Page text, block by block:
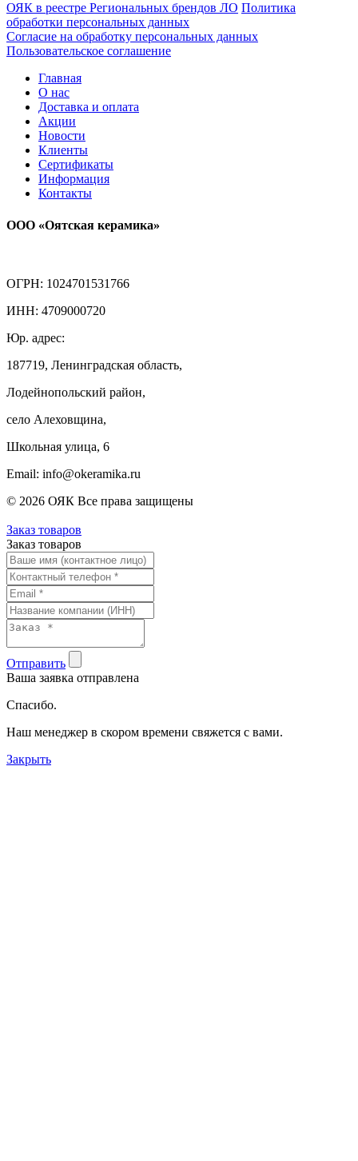
ОЯК в реестре Региональных брендов ЛО Политика
обработки персональных данных
Согласие на обработку персональных данных
Пользовательское соглашение
Главная
О нас
Доставка и оплата
Акции
Новости
Клиенты
Сертификаты
Информация
Контакты
ООО «Оятская керамика»
ОГРН: 1024701531766
ИНН: 4709000720
Юр. адрес:
187719, Ленинградская область,
Лодейнопольский район,
село Алеховщина,
Школьная улица, 6
Email: info@okeramika.ru
© 2026 ОЯК Все права защищены
Заказ товаров
Заказ товаров
Отправить
Ваша заявка отправлена
Спасибо.
Наш менеджер в скором времени свяжется с вами.
Закрыть